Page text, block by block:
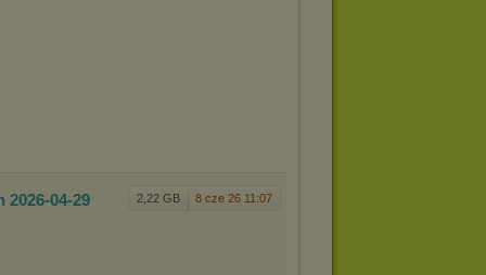
2,22 GB 8 cze 26 11:07
2026-04-29